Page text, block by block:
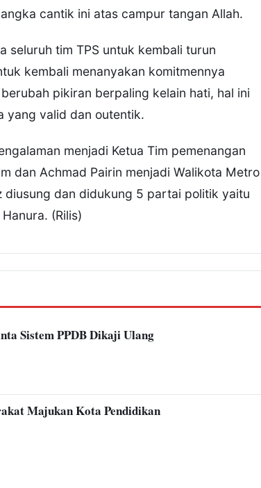
cantik ini atas campur tangan Allah.
seluruh tim TPS untuk kembali turun
kembali menanyakan komitmennya
pikiran berpaling kelain hati, hal ini
yang valid dan outentik.
menjadi Ketua Tim pemenangan
dan Achmad Pairin menjadi Walikota Metro
dan didukung 5 partai politik yaitu
(Rilis)
Sistem PPDB Dikaji Ulang
Majukan Kota Pendidikan